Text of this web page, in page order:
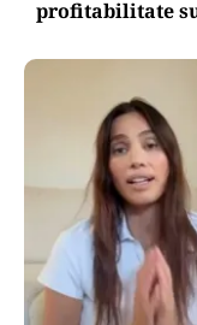
profitabilitate